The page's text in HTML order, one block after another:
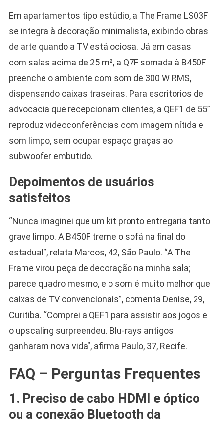
Em apartamentos tipo estúdio, a The Frame LS03F
se integra à decoração minimalista, exibindo obras
de arte quando a TV está ociosa. Já em casas
com salas acima de 25 m², a Q7F somada à B450F
preenche o ambiente com som de 300 W RMS,
dispensando caixas traseiras. Para escritórios de
advocacia que recepcionam clientes, a QEF1 de 55”
reproduz videoconferências com imagem nítida e
som limpo, sem ocupar espaço graças ao
subwoofer embutido.
Depoimentos de usuários
satisfeitos
“Nunca imaginei que um kit pronto entregaria tanto
grave limpo. A B450F treme o sofá na final do
estadual”, relata Marcos, 42, São Paulo. “A The
Frame virou peça de decoração na minha sala;
parece quadro mesmo, e o som é muito melhor que
caixas de TV convencionais”, comenta Denise, 29,
Curitiba. “Comprei a QEF1 para assistir aos jogos e
o upscaling surpreendeu. Blu-rays antigos
ganharam nova vida”, afirma Paulo, 37, Recife.
FAQ – Perguntas Frequentes
1. Preciso de cabo HDMI e óptico
ou a conexão Bluetooth da